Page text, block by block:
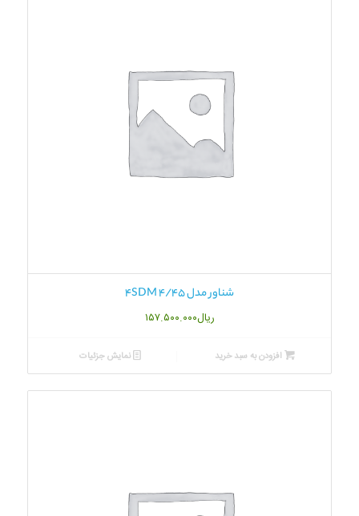
شناور مدل 4SDM 4/45
ریال۱۵۷.۵۰۰.۰۰۰
افزودن به سبد خرید نمایش جزئیات